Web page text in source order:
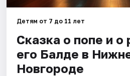
Площадки
Артисты
Детям от 7 до 11 лет
Сказка о попе и о
его Балде в
Новгороде